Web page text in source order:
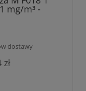
mg/m³ -
dostawy